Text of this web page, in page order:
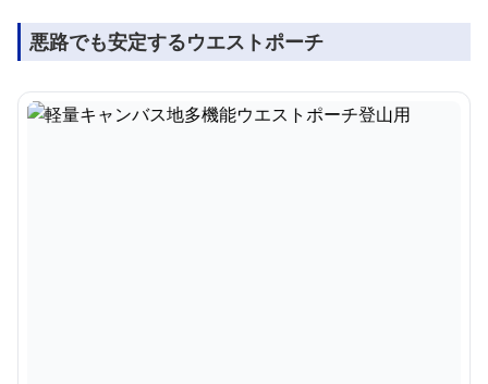
悪路でも安定するウエストポーチ